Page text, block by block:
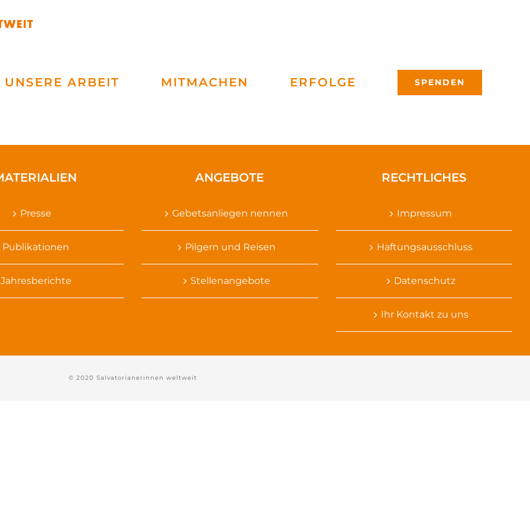
UNSERE ARBEIT MITMACHEN ERFOLGE SPENDEN
Presse
Publikationen
Jahresberichte
ANGEBOTE
Gebetsanliegen nennen
Pilgern und Reisen
Stellenangebote
RECHTLICHES
Impressum
Haftungsausschluss
Datenschutz
Ihr Kontakt zu uns
© 2020 Salvatorianerinnen weltweit